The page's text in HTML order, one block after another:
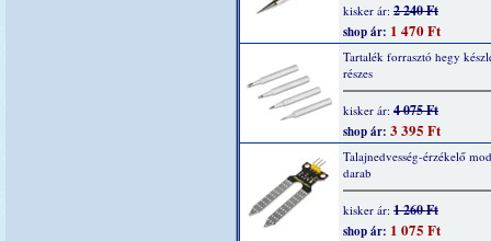
kisker ár: 2 240 Ft
shop ár: 1 470 Ft
Tartalék forrasztó hegy
részes
kisker ár: 4 075 Ft
shop ár: 3 395 Ft
Talajnedvesség-érzékelő
darab
kisker ár: 1 260 Ft
shop ár: 1 075 Ft